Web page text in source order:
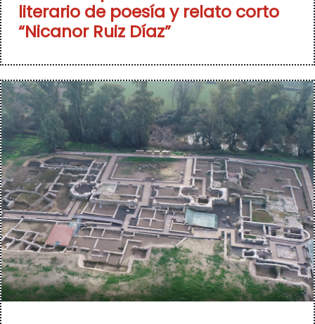
literario de poesía y relato corto
“Nicanor Ruiz Díaz”